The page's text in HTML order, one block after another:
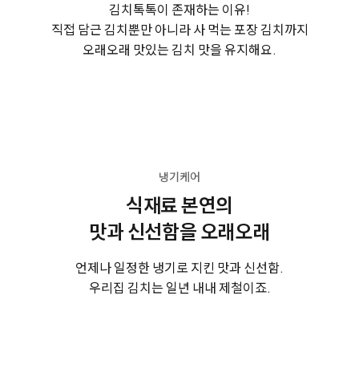
김치톡톡이 존재하는 이유!
직접 담근 김치뿐만 아니라 사 먹는 포장 김치까지
오래오래 맛있는 김치 맛을 유지해요.
냉기케어
식재료 본연의
맛과 신선함을 오래오래
언제나 일정한 냉기로 지킨 맛과 신선함.
우리집 김치는 일년 내내 제철이죠.